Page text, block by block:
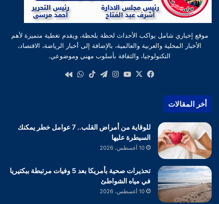
موقع إخباري شامل يواكب الأحداث لحظة بلحظة، ويقدم تغطية متميزة لأهم
الأخبار المحلية والعربية والعالمية، بالإضافة إلى أخبار الرياضة، الاقتصاد،
التكنولوجيا، والثقافة بأسلوب مهني وموضوعي.
فيسبوك
‫X
‫YouTube
انستقرام
تيلقرام‫TikTokواتساب
أخر المقالات
للوقاية من أمراض القلب.. 7 عوامل خطر يمكنك
السيطرة عليها
10 أغسطس، 2026
تحذيرات صحية بأمريكا بعد 5 وفيات مرتبطة ببكتيريا
في مياه الشواطئ
10 أغسطس، 2026